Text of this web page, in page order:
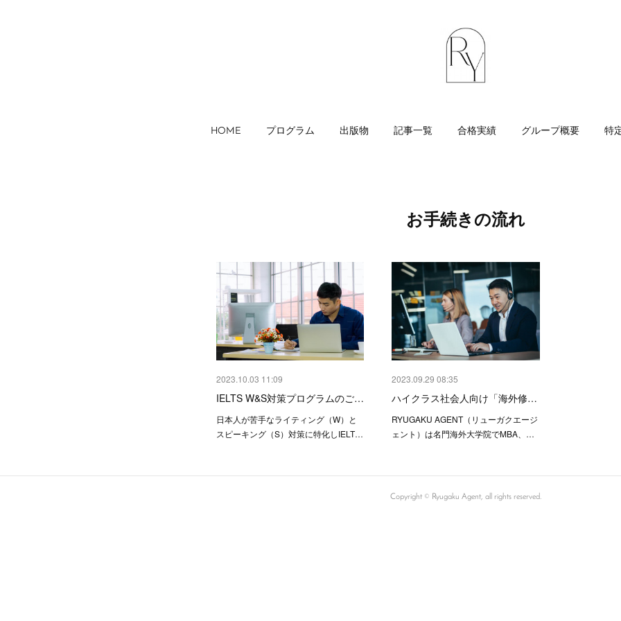
HOME プログラム 出版物 記事一覧 合格実績 グループ概要 特
お手続きの流れ
2023.10.03 11:09
IELTS W&S対策プログラムのご…
日本人が苦手なライティング（W）と
スピーキング（S）対策に特化しIELT…
2023.09.29 08:35
ハイクラス社会人向け「海外修…
RYUGAKU AGENT（リューガクエージ
ェント）は名門海外大学院でMBA、…
Copyright ©︎ Ryugaku Agent, all rights reserved.